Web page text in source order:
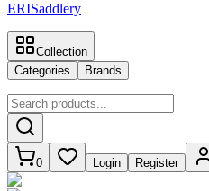
ERISaddlery
Collection
Categories
Brands
0 Login Register